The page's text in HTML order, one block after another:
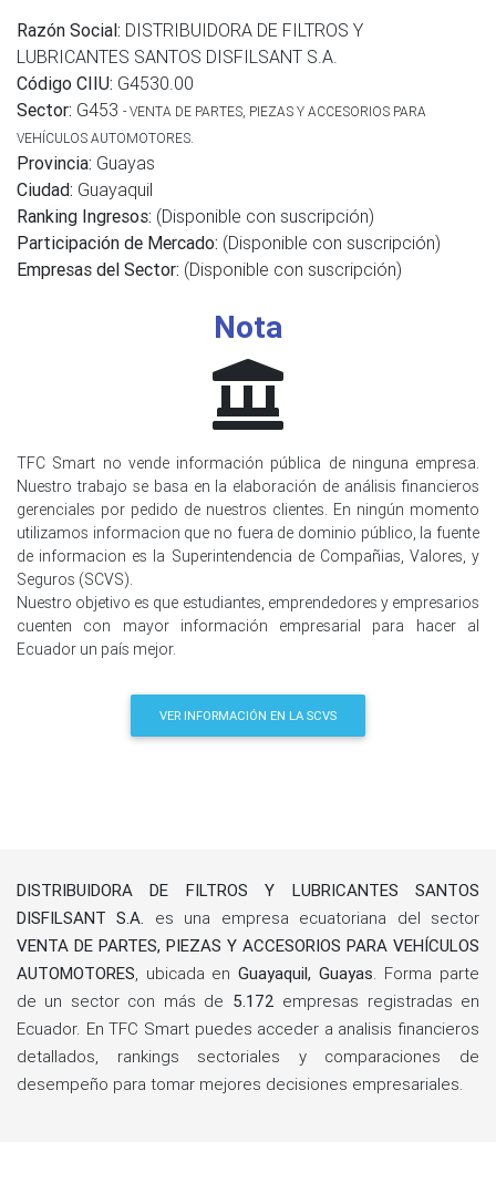
Razón Social: DISTRIBUIDORA DE FILTROS Y
LUBRICANTES SANTOS DISFILSANT S.A.
Código CIIU: G4530.00
Sector: G453 - VENTA DE PARTES, PIEZAS Y ACCESORIOS PARA
VEHÍCULOS AUTOMOTORES.
Provincia: Guayas
Ciudad: Guayaquil
Ranking Ingresos: (Disponible con suscripción)
Participación de Mercado: (Disponible con suscripción)
Empresas del Sector: (Disponible con suscripción)
Nota
TFC Smart no vende información pública de ninguna empresa.
Nuestro trabajo se basa en la elaboración de análisis financieros
gerenciales por pedido de nuestros clientes. En ningún momento
utilizamos informacion que no fuera de dominio público, la fuente
de informacion es la Superintendencia de Compañias, Valores, y
Seguros (SCVS).
Nuestro objetivo es que estudiantes, emprendedores y empresarios
cuenten con mayor información empresarial para hacer al
Ecuador un país mejor.
VER INFORMACIÓN EN LA SCVS
DISTRIBUIDORA DE FILTROS Y LUBRICANTES SANTOS
DISFILSANT S.A. es una empresa ecuatoriana del sector
VENTA DE PARTES, PIEZAS Y ACCESORIOS PARA VEHÍCULOS
AUTOMOTORES, ubicada en Guayaquil, Guayas. Forma parte
de un sector con más de 5.172 empresas registradas en
Ecuador. En TFC Smart puedes acceder a analisis financieros
detallados, rankings sectoriales y comparaciones de
desempeño para tomar mejores decisiones empresariales.